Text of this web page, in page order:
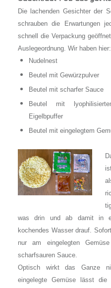
Die lachenden Gesichter der
schrauben die Erwartungen
schnell die Verpackung
Auslegeordnung. Wir haben hier:
Nudelnest
Beutel mit Gewürzpulver
Beutel mit scharfer Sauce
Beutel mit
Eigelbpuffer
Beutel mit eingelegtem
was drin und ab damit in
kochendes Wasser drauf.
nur am eingelegten
scharfsauren Sauce.
Optisch wirkt das Ganze
eingelegte Gemüse lässt